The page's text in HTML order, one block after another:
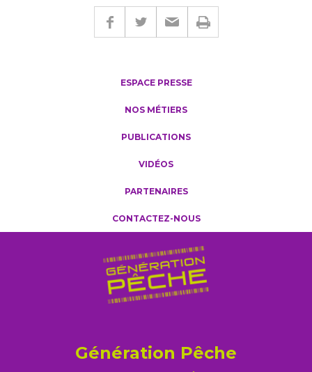
ESPACE PRESSE
NOS MÉTIERS
PUBLICATIONS
VIDÉOS
PARTENAIRES
CONTACTEZ-NOUS
Génération Pêche